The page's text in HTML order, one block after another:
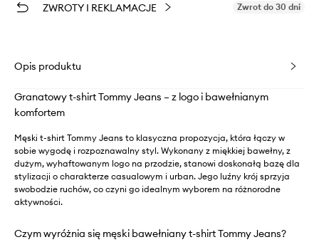
ZWROTY I REKLAMACJE Zwrot do 30 dni
Opis produktu
Granatowy t-shirt Tommy Jeans – z logo i bawełnianym
komfortem
Męski t-shirt Tommy Jeans to klasyczna propozycja, która łączy w
sobie wygodę i rozpoznawalny styl. Wykonany z miękkiej bawełny, z
dużym, wyhaftowanym logo na przodzie, stanowi doskonałą bazę dla
stylizacji o charakterze casualowym i urban. Jego luźny krój sprzyja
swobodzie ruchów, co czyni go idealnym wyborem na różnorodne
aktywności.
Czym wyróżnia się męski bawełniany t-shirt Tommy Jeans?